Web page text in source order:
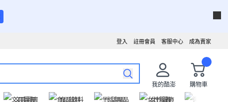
成為賣家
客服中心
註冊會員
登入
我的酷澎
購物車
文具圖書 食品飲料 生活用品 女性服飾